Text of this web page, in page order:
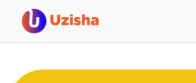
Connectez-vous